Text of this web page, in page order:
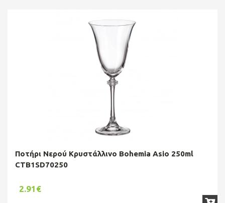
Ποτήρι Νερού Κρυστάλλινο Bohemia Asio 250ml
CTB1SD70250
2.91€